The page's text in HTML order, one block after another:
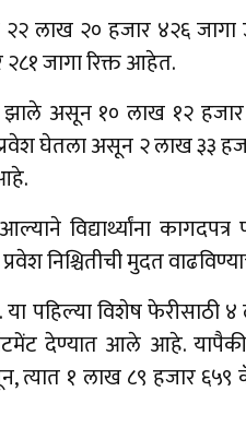
२२ लाख २० हजार ४२६
जागा रिक्त आहेत.
असून १० लाख १२
घेतला असून २ लाख ३३
विद्यार्थ्यांना
प्रवेश निश्चितीची मुदत
विशेष फेरीसाठी ४
देण्यात आले आहे.
त्यात १ लाख ८९ हजार